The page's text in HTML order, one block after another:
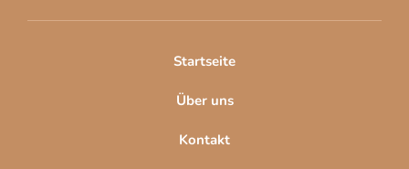
Startseite
Über uns
Kontakt